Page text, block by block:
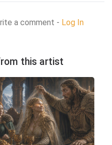
a comment - Log In
this artist